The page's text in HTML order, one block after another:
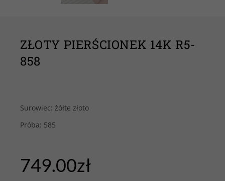
ZŁOTY PIERŚCIONEK 14K R5-
858
Surowiec: żółte złoto
Próba: 585
749.00zł